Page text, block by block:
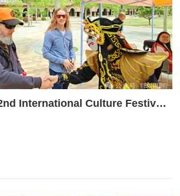
智科国际 | The 2nd International Culture Festival of our college has opened.